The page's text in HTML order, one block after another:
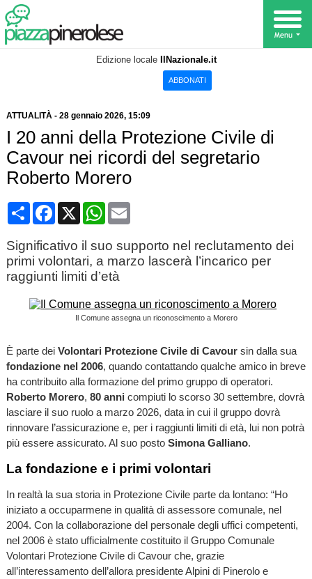
Edizione locale IlNazionale.it
ABBONATI
ATTUALITÀ- 28 gennaio 2026, 15:09
I 20 anni della Protezione Civile di
Cavour nei ricordi del segretario
Roberto Morero
CondividiFacebook
X WhatsApp
Email
Significativo il suo supporto nel reclutamento dei
primi volontari, a marzo lascerà l’incarico per
raggiunti limiti d’età
Il Comune assegna un riconoscimento a Morero
È parte dei Volontari Protezione Civile di Cavoursin dalla sua
fondazione nel 2006, quando contattando qualche amico in breve
ha contribuito alla formazione del primo gruppo di operatori.
Roberto Morero, 80 anni compiuti lo scorso 30 settembre, dovrà
lasciare il suo ruolo a marzo 2026, data in cui il gruppo dovrà
rinnovare l’assicurazione e, per i raggiunti limiti di età, lui non potrà
più essere assicurato. Al suo posto Simona Galliano.
La fondazione e i primi volontari
In realtà la sua storia in Protezione Civile parte da lontano: “Ho
iniziato a occuparmene in qualità di assessore comunale, nel
2004. Con la collaborazione del personale degli uffici competenti,
nel 2006 è stato ufficialmente costituito il Gruppo Comunale
Volontari Protezione Civile di Cavour che, grazie
all’interessamento dell’allora presidente Alpini di Pinerolo e